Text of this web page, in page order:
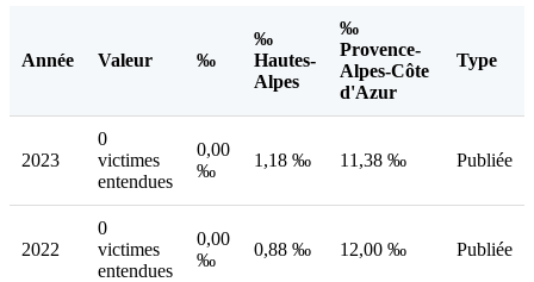
Année Valeur ‰
‰
Hautes-
Alpes
‰
Provence-
Alpes-Côte
d'Azur
Type
2023
0
victimes
entendues
0,00
‰
1,18 ‰ 11,38 ‰ Publiée
2022
0
victimes
entendues
0,00
‰
0,88 ‰ 12,00 ‰ Publiée